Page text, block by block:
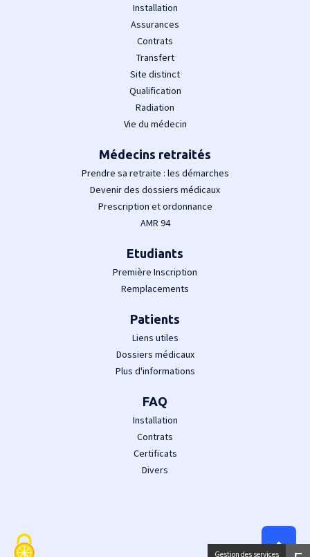
Installation
Assurances
Contrats
Transfert
Site distinct
Qualification
Radiation
Vie du médecin
Médecins retraités
Prendre sa retraite : les démarches
Devenir des dossiers médicaux
Prescription et ordonnance
AMR 94
Etudiants
Première Inscription
Remplacements
Patients
Liens utiles
Dossiers médicaux
Plus d'informations
FAQ
Installation
Contrats
Certificats
Divers
Gestion des services